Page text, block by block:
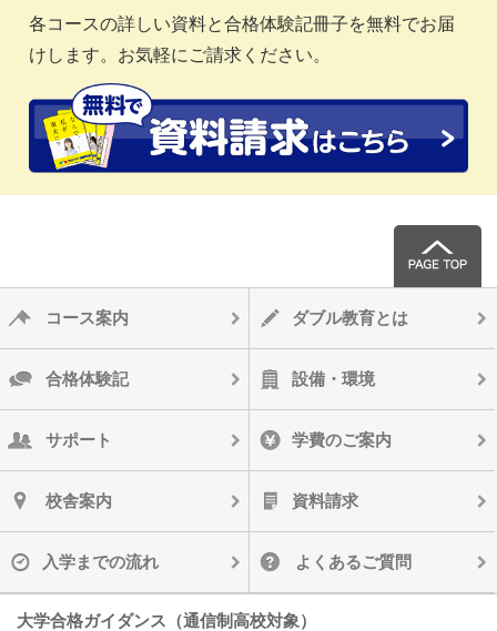
各コースの詳しい資料と合格体験記冊子を無料でお届
けします。お気軽にご請求ください。
コース案内 ダブル教育とは
合格体験記 設備・環境
サポート 学費のご案内
校舎案内 資料請求
入学までの流れ よくあるご質問
大学合格ガイダンス（通信制高校対象）